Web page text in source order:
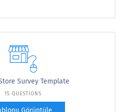
Survey Template
15 QUESTIONS
Görüntüle